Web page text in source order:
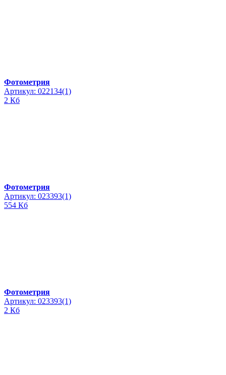
Фотометрия
Артикул: 022134(1)
2 Кб
Фотометрия
Артикул: 023393(1)
554 Кб
Фотометрия
Артикул: 023393(1)
2 Кб